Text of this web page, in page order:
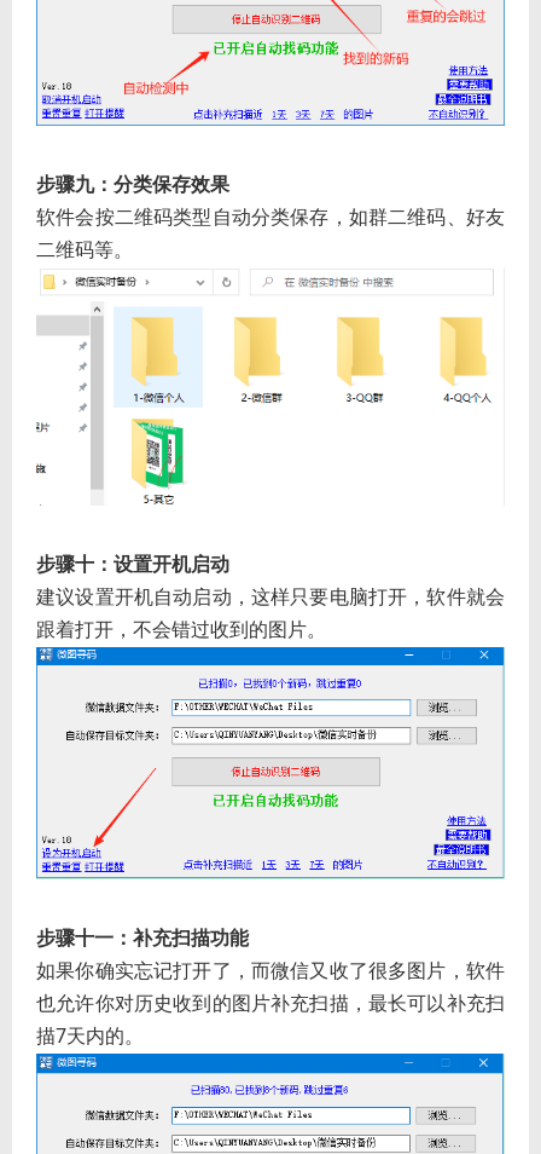
步骤九：分类保存效果
软件会按二维码类型自动分类保存，如群二维码、好友
二维码等。
步骤十：设置开机启动
建议设置开机自动启动，这样只要电脑打开，软件就会
跟着打开，不会错过收到的图片。
步骤十一：补充扫描功能
如果你确实忘记打开了，而微信又收了很多图片，软件
也允许你对历史收到的图片补充扫描，最长可以补充扫
描7天内的。